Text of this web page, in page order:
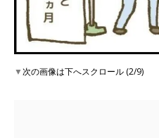
▼次の画像は下へスクロール (2/9)